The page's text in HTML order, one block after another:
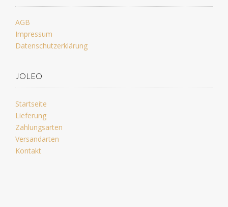
AGB
Impressum
Datenschutzerklärung
JOLEO
Startseite
Lieferung
Zahlungsarten
Versandarten
Kontakt